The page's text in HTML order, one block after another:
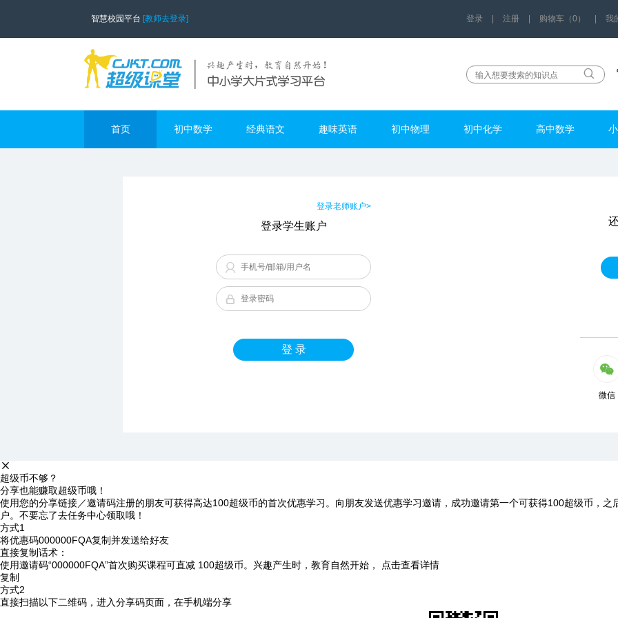
智慧校园平台 [教师去登录] 登录 注册 购物车（0） 我
首页 初中数学 经典语文 趣味英语 初中物理 初中化学 高中数学
登录老师账户>
登录学生账户
登 录
微信
超级币不够？
分享也能赚取超级币哦！
使用您的分享链接／邀请码注册的朋友可获得高达100超级币的首次优惠学习。向朋友发送优惠学习邀请，成功邀请第一个可获得100超级币，
户。不要忘了去任务中心领取哦！
方式1
将优惠码000000FQA复制并发送给好友
直接复制话术：
使用邀请码“000000FQA”首次购买课程可直减 100超级币。兴趣产生时，教育自然开始， 点击查看详情
复制
方式2
直接扫描以下二维码，进入分享码页面，在手机端分享